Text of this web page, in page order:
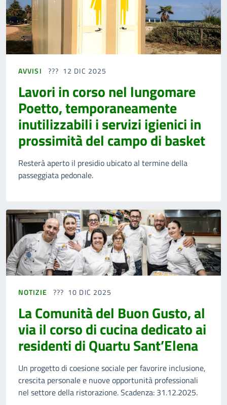
AVVISI 12 DIC 2025
Lavori in corso nel lungomare
Poetto, temporaneamente
inutilizzabili i servizi igienici in
prossimità del campo di basket
Resterà aperto il presidio ubicato al termine della
passeggiata pedonale.
NOTIZIE 10 DIC 2025
La Comunità del Buon Gusto, al
via il corso di cucina dedicato ai
residenti di Quartu Sant’Elena
Un progetto di coesione sociale per favorire inclusione,
crescita personale e nuove opportunità professionali
nel settore della ristorazione. Scadenza: 31.12.2025.